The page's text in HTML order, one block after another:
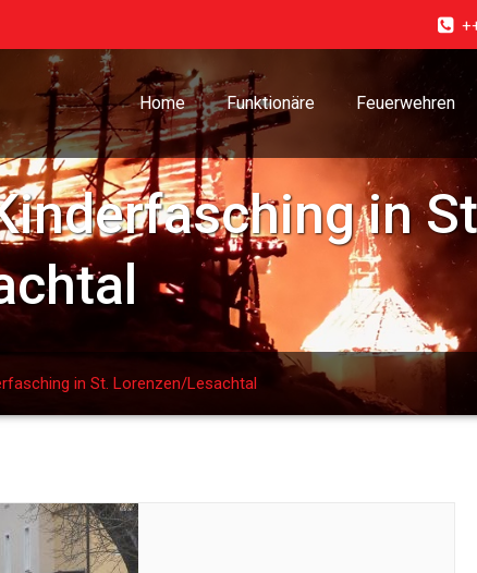
Home Funktionäre Feuerwehren
in
in St. Lorenzen/Lesachtal